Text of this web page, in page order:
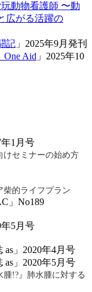
動物看護師 〜動
広がる活躍の
記 」2025年9月発刊
Aid 」2025年10
年1月号
けセミナーの始め方
的ライフプラン
」No189
年5月号
as」2020年4月号
as」2020年5月号
!?』肺水腫に対する